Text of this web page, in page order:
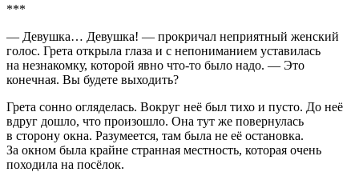
***
— Девушка… Девушка! — прокричал неприятный женский
голос. Грета открыла глаза и с непониманием уставилась
на незнакомку, которой явно что-то было надо. — Это
конечная. Вы будете выходить?
Грета сонно огляделась. Вокруг неё был тихо и пусто. До неё
вдруг дошло, что произошло. Она тут же повернулась
в сторону окна. Разумеется, там была не её остановка.
За окном была крайне странная местность, которая очень
походила на посёлок.